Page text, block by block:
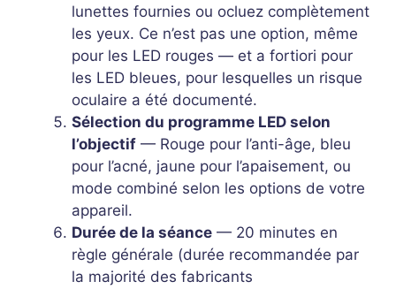
lunettes fournies ou ocluez complètement
les yeux. Ce n’est pas une option, même
pour les LED rouges — et a fortiori pour
les LED bleues, pour lesquelles un risque
oculaire a été documenté.
Sélection du programme LED selon
l’objectif — Rouge pour l’anti-âge, bleu
pour l’acné, jaune pour l’apaisement, ou
mode combiné selon les options de votre
appareil.
Durée de la séance — 20 minutes en
règle générale (durée recommandée par
la majorité des fabricants